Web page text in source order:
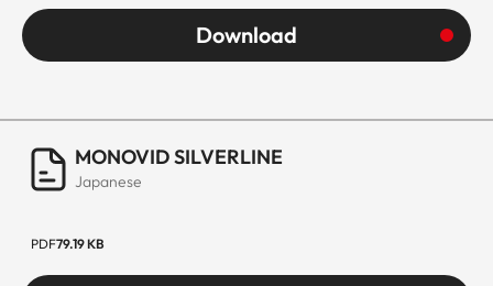
Download
MONOVID SILVERLINE
Japanese
PDF79.19 KB